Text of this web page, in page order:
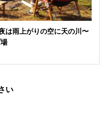
は雨上がりの空に天の川〜
い